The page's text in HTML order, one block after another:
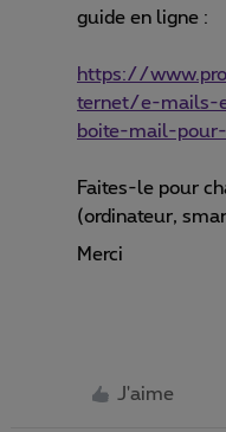
guide en ligne :
https://
ternet/e-mails-
boite-mail-
Faites-le pour
(ordinateur,
Merci
J'aime